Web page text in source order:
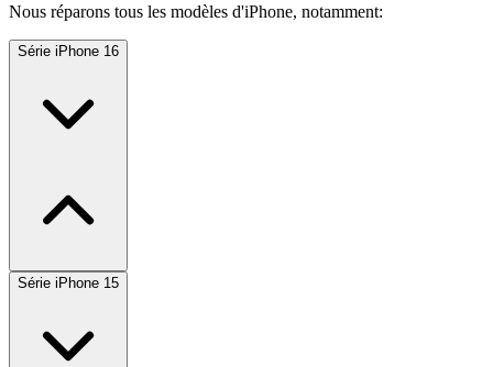
Nous réparons tous les modèles d'iPhone, notamment:
Série iPhone 16
Série iPhone 15